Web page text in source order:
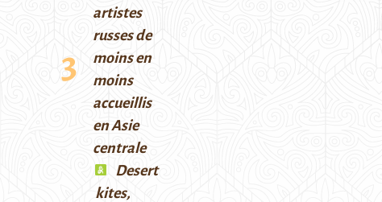
artistes
russes de
moins en
moins
accueillis
en Asie
centrale
Desert
kites,